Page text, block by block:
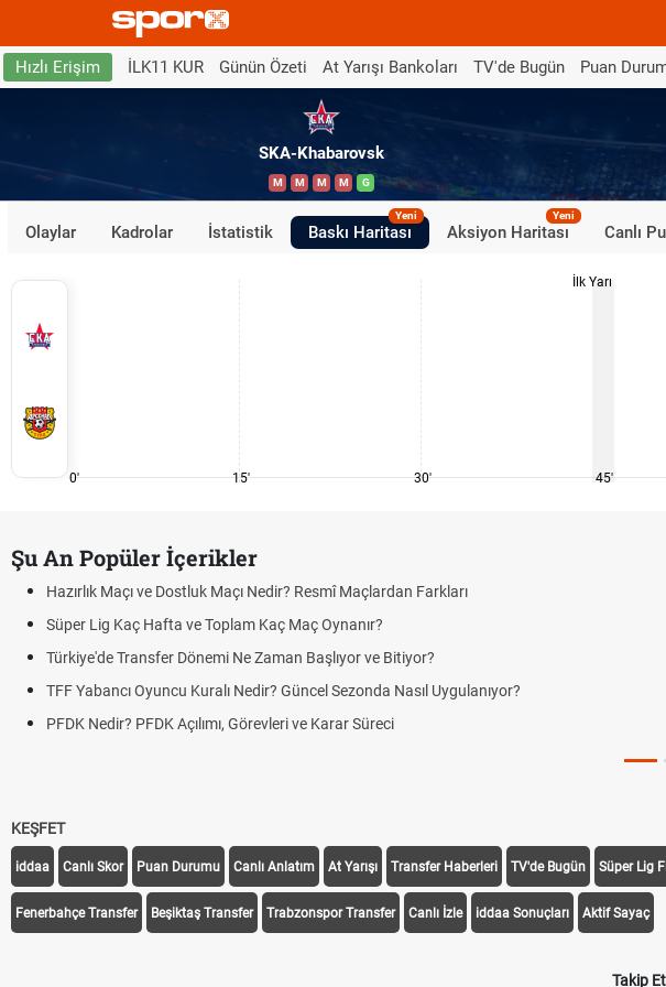
Hızlı Erişim İLK11 KUR Günün Özeti At Yarışı Bankoları TV'de Bugün Puan
SKA-Khabarovsk
M M M M G
Olaylar Kadrolar İstatistik Baskı Haritası
Yeni
Aksiyon Haritası
Yeni
Canlı
0' 15' 30'
İlk Yarı
45'
Şu An Popüler İçerikler
Hazırlık Maçı ve Dostluk Maçı Nedir? Resmî Maçlardan Farkları
Süper Lig Kaç Hafta ve Toplam Kaç Maç Oynanır?
Türkiye'de Transfer Dönemi Ne Zaman Başlıyor ve Bitiyor?
TFF Yabancı Oyuncu Kuralı Nedir? Güncel Sezonda Nasıl Uygulanıyor?
PFDK Nedir? PFDK Açılımı, Görevleri ve Karar Süreci
KEŞFET
iddaa Canlı Skor Puan Durumu Canlı Anlatım At Yarışı Transfer Haberleri TV'de Bugün Süper Lig
Fenerbahçe Transfer Beşiktaş Transfer Trabzonspor Transfer Canlı İzle iddaa Sonuçları Aktif Sayaç
Takip Et